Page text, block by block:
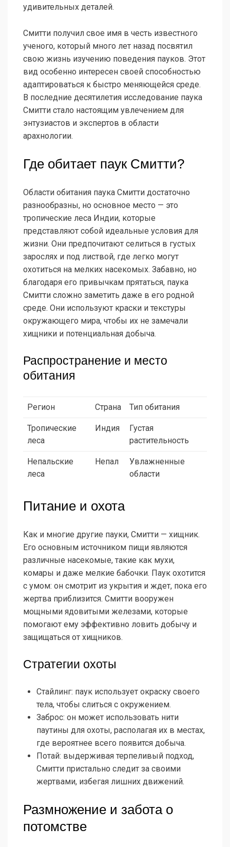
удивительных деталей.
Смитти получил свое имя в честь известного
ученого, который много лет назад посвятил
свою жизнь изучению поведения пауков. Этот
вид особенно интересен своей способностью
адаптироваться к быстро меняющейся среде.
В последние десятилетия исследование паука
Смитти стало настоящим увлечением для
энтузиастов и экспертов в области
арахнологии.
Где обитает паук Смитти?
Области обитания паука Смитти достаточно
разнообразны, но основное место — это
тропические леса Индии, которые
представляют собой идеальные условия для
жизни. Они предпочитают селиться в густых
зарослях и под листвой, где легко могут
охотиться на мелких насекомых. Забавно, но
благодаря его привычкам прятаться, паука
Смитти сложно заметить даже в его родной
среде. Они используют краски и текстуры
окружающего мира, чтобы их не замечали
хищники и потенциальная добыча.
Распространение и место
обитания
Регион Страна Тип обитания
Тропические
леса
Индия
Густая
растительность
Непальские
леса
Непал
Увлажненные
области
Питание и охота
Как и многие другие пауки, Смитти — хищник.
Его основным источником пищи являются
различные насекомые, такие как мухи,
комары и даже мелкие бабочки. Паук охотится
с умом: он смотрит из укрытия и ждет, пока его
жертва приблизится. Смитти вооружен
мощными ядовитыми железами, которые
помогают ему эффективно ловить добычу и
защищаться от хищников.
Стратегии охоты
Стайлинг: паук использует окраску своего
тела, чтобы слиться с окружением.
Заброс: он может использовать нити
паутины для охоты, располагая их в местах,
где вероятнее всего появится добыча.
Потай: выдерживая терпеливый подход,
Смитти пристально следит за своими
жертвами, избегая лишних движений.
Размножение и забота о
потомстве